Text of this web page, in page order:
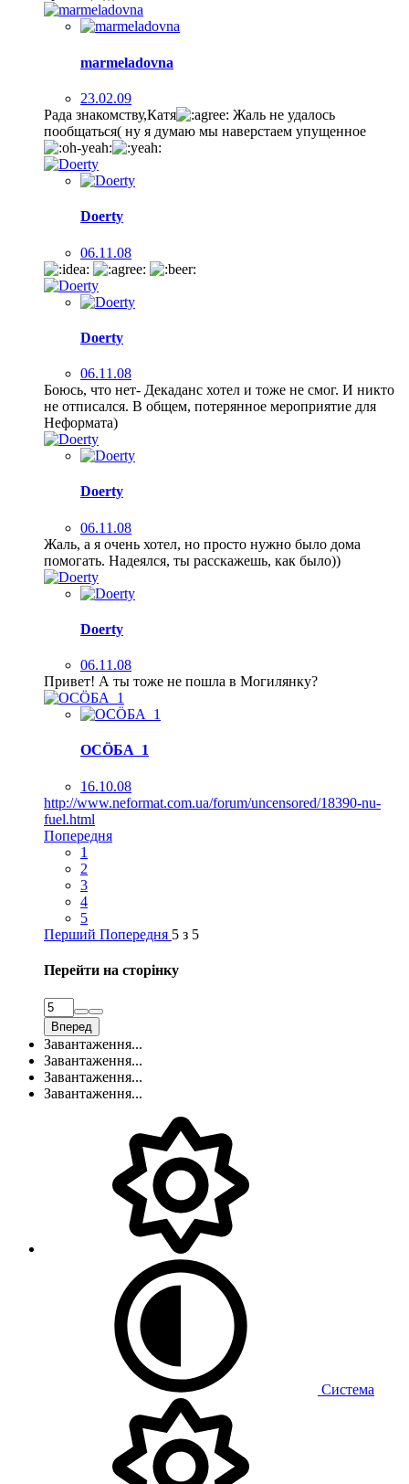
marmeladovna
23.02.09
Рада знакомству,Катя
Жаль не удалось
пообщаться( ну я думаю мы наверстаем упущенное
Doerty
06.11.08
Doerty
06.11.08
Боюсь, что нет- Декаданс хотел и тоже не смог. И никто
не отписался. В общем, потерянное мероприятие для
Неформата)
Doerty
06.11.08
Жаль, а я очень хотел, но просто нужно было дома
помогать. Надеялся, ты расскажешь, как было))
Doerty
06.11.08
Привет! А ты тоже не пошла в Могилянку?
ОСÖБА_1
16.10.08
http://www.neformat.com.ua/forum/uncensored/18390-nu-
fuel.html
Попередня
1
2
3
4
5
Перший Попередня 5 з 5
Перейти на сторінку
Вперед
Завантаження...
Завантаження...
Завантаження...
Завантаження...
Система